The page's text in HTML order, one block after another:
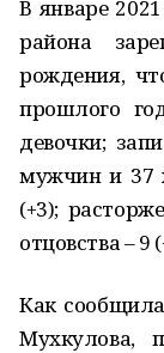
В январе
района
рождения,
прошлого
девочки;
мужчин и 37
(+3);
отцовства – 9
Как
Мухкулова,